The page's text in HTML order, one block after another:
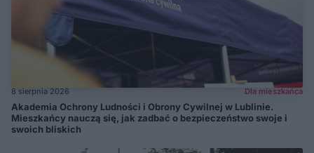
8 sierpnia 2026 Dla mieszkańca
Akademia Ochrony Ludności i Obrony Cywilnej w Lublinie.
Mieszkańcy nauczą się, jak zadbać o bezpieczeństwo swoje i
swoich bliskich